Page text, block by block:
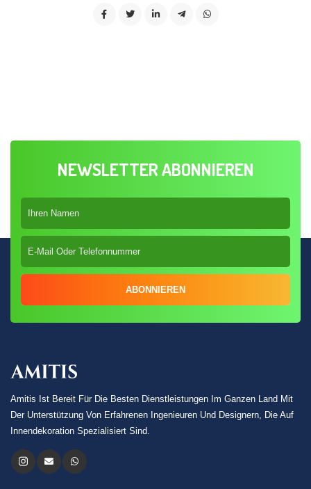
NEWSLETTER ABONNIEREN
ABONNIEREN
Amitis Ist Bereit Für Die Besten Dienstleistungen Im Ganzen Land Mit
Der Unterstützung Von Erfahrenen Ingenieuren Und Designern, Die Auf
Innendekoration Spezialisiert Sind.